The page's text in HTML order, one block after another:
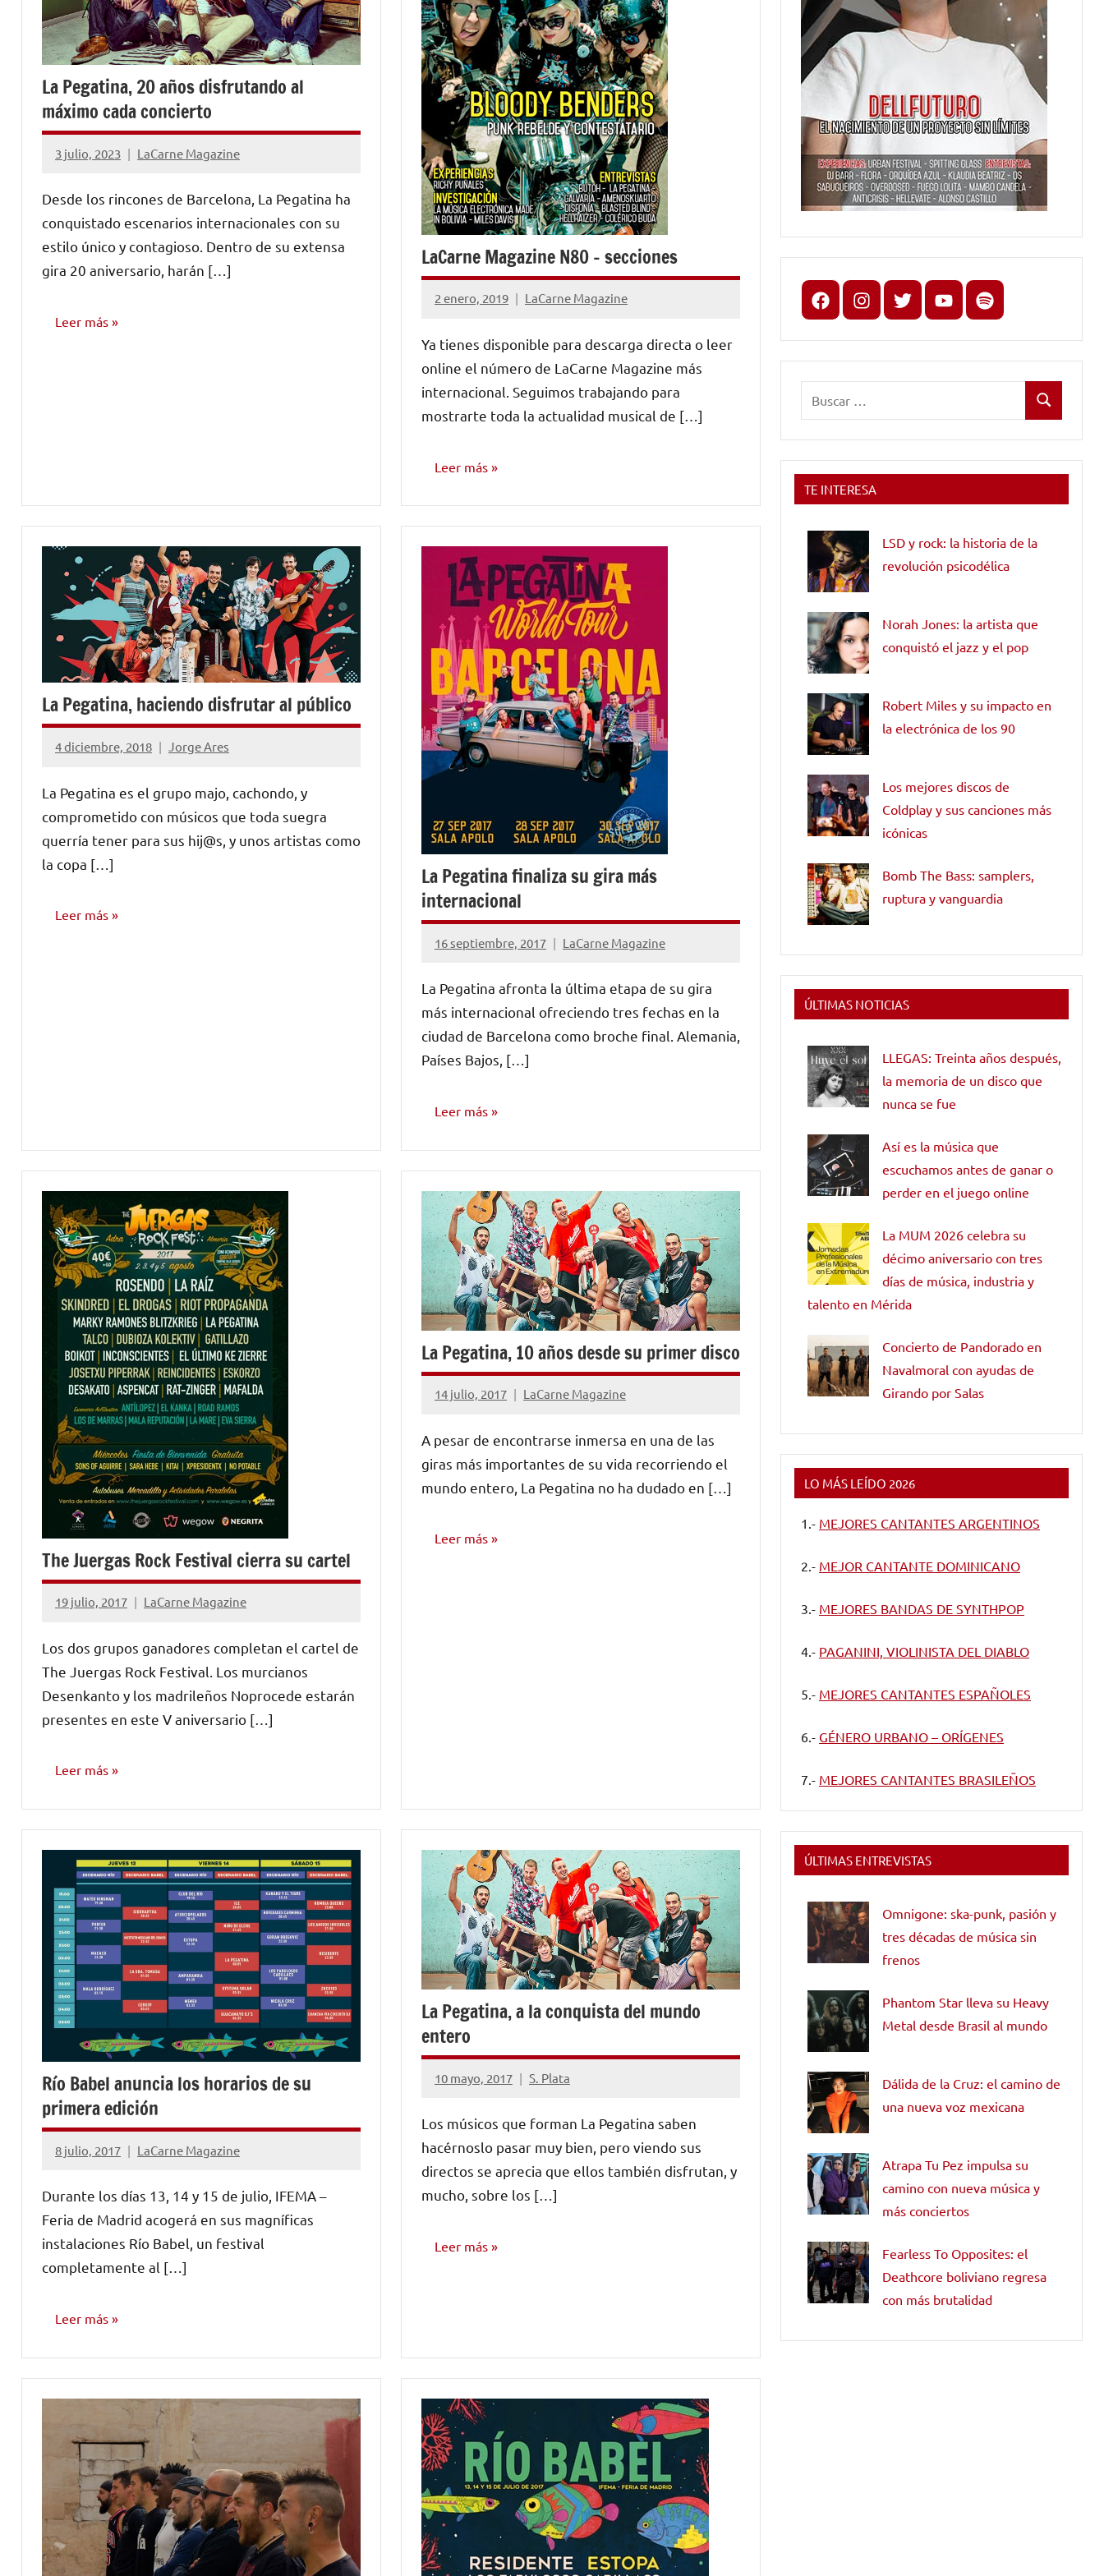
La Pegatina, 20 años disfrutando al
máximo cada concierto
3 julio, 2023 LaCarne Magazine
No
comentarios
Desde los rincones de Barcelona, La Pegatina ha
conquistado escenarios internacionales con su
estilo único y contagioso. Dentro de su extensa
gira 20 aniversario, harán […]
Leer más
LaCarne Magazine N80 – secciones
2 enero, 2019 LaCarne Magazine
No
comentarios
Ya tienes disponible para descarga directa o leer
online el número de LaCarne Magazine más
internacional. Seguimos trabajando para
mostrarte toda la actualidad musical de […]
Leer más
La Pegatina, haciendo disfrutar al público
4 diciembre, 2018 Jorge Ares
No
comentarios
La Pegatina es el grupo majo, cachondo, y
comprometido con músicos que toda suegra
querría tener para sus hij@s, y unos artistas como
la copa […]
Leer más
La Pegatina finaliza su gira más
internacional
16 septiembre, 2017 LaCarne Magazine
No
comentarios
La Pegatina afronta la última etapa de su gira
más internacional ofreciendo tres fechas en la
ciudad de Barcelona como broche final. Alemania,
Países Bajos, […]
Leer más
The Juergas Rock Festival cierra su cartel
19 julio, 2017 LaCarne Magazine
No
comentarios
Los dos grupos ganadores completan el cartel de
The Juergas Rock Festival. Los murcianos
Desenkanto y los madrileños Noprocede estarán
presentes en este V aniversario […]
Leer más
La Pegatina, 10 años desde su primer disco
14 julio, 2017 LaCarne Magazine
No
comentarios
A pesar de encontrarse inmersa en una de las
giras más importantes de su vida recorriendo el
mundo entero, La Pegatina no ha dudado en […]
Leer más
Río Babel anuncia los horarios de su
primera edición
8 julio, 2017 LaCarne Magazine
No
comentarios
Durante los días 13, 14 y 15 de julio, IFEMA –
Feria de Madrid acogerá en sus magníficas
instalaciones Río Babel, un festival
completamente al […]
Leer más
La Pegatina, a la conquista del mundo
entero
10 mayo, 2017 S. Plata
No
comentarios
Los músicos que forman La Pegatina saben
hacérnoslo pasar muy bien, pero viendo sus
directos se aprecia que ellos también disfrutan, y
mucho, sobre los […]
Leer más
FacebookInstagram
X youtubespotify
Buscar
TE INTERESA
LSD y rock: la historia de la
revolución psicodélica
Norah Jones: la artista que
conquistó el jazz y el pop
Robert Miles y su impacto en
la electrónica de los 90
Los mejores discos de
Coldplay y sus canciones más
icónicas
Bomb The Bass: samplers,
ruptura y vanguardia
ÚLTIMAS NOTICIAS
LLEGAS: Treinta años después,
la memoria de un disco que
nunca se fue
Así es la música que
escuchamos antes de ganar o
perder en el juego online
La MUM 2026 celebra su
décimo aniversario con tres
días de música, industria y
talento en Mérida
Concierto de Pandorado en
Navalmoral con ayudas de
Girando por Salas
LO MÁS LEÍDO 2026
1.- MEJORES CANTANTES ARGENTINOS
2.- MEJOR CANTANTE DOMINICANO
3.- MEJORES BANDAS DE SYNTHPOP
4.- PAGANINI, VIOLINISTA DEL DIABLO
5.- MEJORES CANTANTES ESPAÑOLES
6.- GÉNERO URBANO – ORÍGENES
7.- MEJORES CANTANTES BRASILEÑOS
ÚLTIMAS ENTREVISTAS
Omnigone: ska-punk, pasión y
tres décadas de música sin
frenos
Phantom Star lleva su Heavy
Metal desde Brasil al mundo
Dálida de la Cruz: el camino de
una nueva voz mexicana
Atrapa Tu Pez impulsa su
camino con nueva música y
más conciertos
Fearless To Opposites: el
Deathcore boliviano regresa
con más brutalidad